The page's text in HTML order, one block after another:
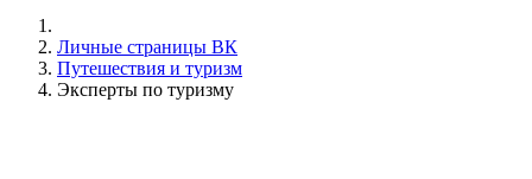
Личные страницы ВК
Путешествия и туризм
Эксперты по туризму